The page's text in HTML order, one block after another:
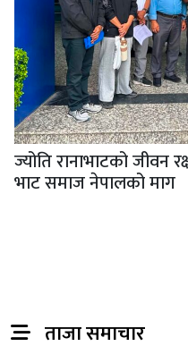
ज्योति रानाभाटको जीवन
भाट समाज नेपालको माग
ताजा समाचार